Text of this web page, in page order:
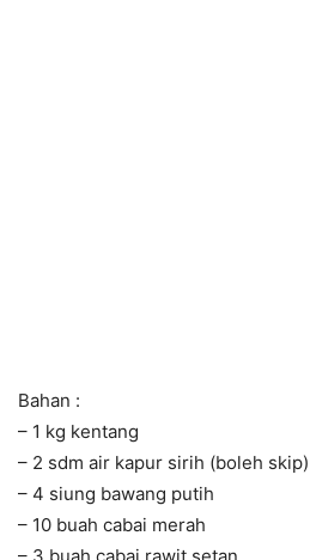
Bahan :
– 1 kg kentang
– 2 sdm air kapur sirih (boleh skip)
– 4 siung bawang putih
– 10 buah cabai merah